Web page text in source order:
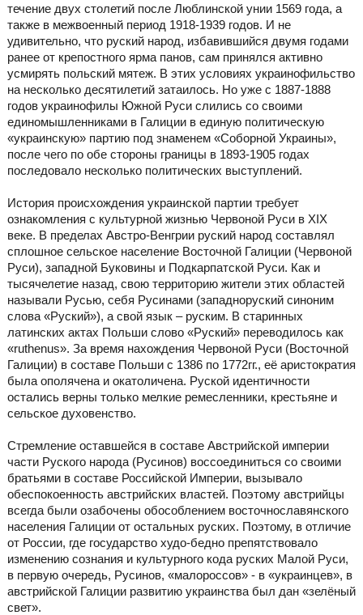
течение двух столетий после Люблинской унии 1569 года, а
также в межвоенный период 1918-1939 годов. И не
удивительно, что руский народ, избавившийся двумя годами
ранее от крепостного ярма панов, сам принялся активно
усмирять польский мятеж. В этих условиях украинофильство
на несколько десятилетий затаилось. Но уже с 1887-1888
годов украинофилы Южной Руси слились со своими
единомышленниками в Галиции в единую политическую
«украинскую» партию под знаменем «Соборной Украины»,
после чего по обе стороны границы в 1893-1905 годах
последовало несколько политических выступлений.
История происхождения украинской партии требует
ознакомления с культурной жизнью Червоной Руси в ХІХ
веке. В пределах Австро-Венгрии руский народ составлял
сплошное сельское население Восточной Галиции (Червоной
Руси), западной Буковины и Подкарпатской Руси. Как и
тысячелетие назад, свою территорию жители этих областей
называли Русью, себя Русинами (западноруский синоним
слова «Руский»), а свой язык – руским. В старинных
латинских актах Польши слово «Руский» переводилось как
«ruthenus». За время нахождения Червоной Руси (Восточной
Галиции) в составе Польши с 1386 по 1772гг., её аристократия
была ополячена и окатоличена. Руской идентичности
остались верны только мелкие ремесленники, крестьяне и
сельское духовенство.
Стремление оставшейся в составе Австрийской империи
части Руского народа (Русинов) воссоединиться со своими
братьями в составе Российской Империи, вызывало
обеспокоенность австрийских властей. Поэтому австрийцы
всегда были озабочены обособлением восточнославянского
населения Галиции от остальных руских. Поэтому, в отличие
от России, где государство худо-бедно препятствовало
изменению сознания и культурного кода руских Малой Руси,
в первую очередь, Русинов, «малороссов» - в «украинцев», в
австрийской Галиции развитию украинства был дан «зелёный
свет».